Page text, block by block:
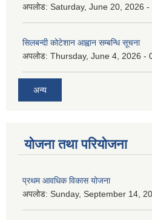
अपलोड: Saturday, June 20, 2026 -
सिलबन्दी कोटेशान आह्वान सम्बन्धि सूचना
अपलोड: Thursday, June 4, 2026 -
अन्य
योजना तथा परियोजना
प्रथम आवधिक विकास योजना
अपलोड: Sunday, September 14,